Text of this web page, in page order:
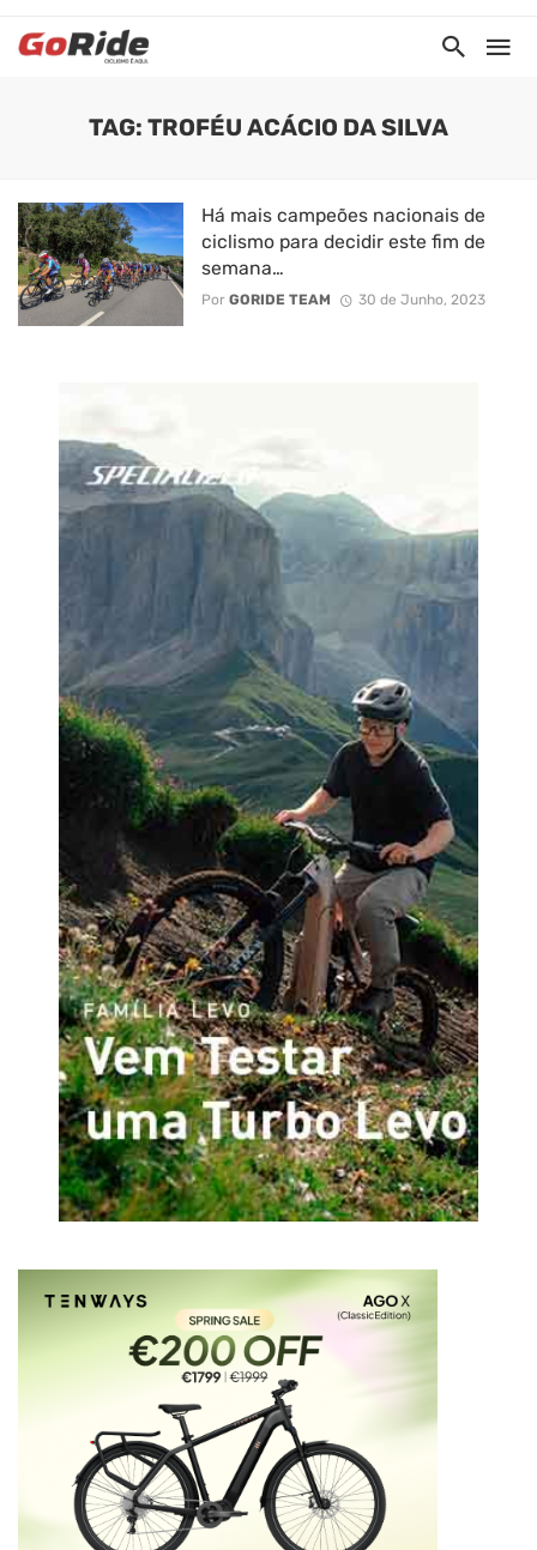
TAG: TROFÉU ACÁCIO DA SILVA
Há mais campeões nacionais de
ciclismo para decidir este fim de
semana…
Por GORIDE TEAM 30 de Junho, 2023